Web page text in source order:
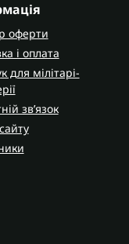
і 500 Вт, з
щоб
варіантом для
оферти
і оплата
для мілітарі-
зв’язок